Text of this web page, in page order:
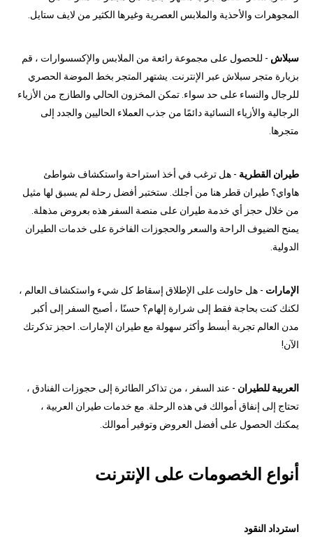
المجوهرات والأحذية والملابس العصرية وغيرها الكثير من لايف ستايل.
سبلاش - للحصول على مجموعة رائعة من الملابس والإكسسوارات ، قم
بزيارة متجر سبلاش عبر الإنترنت. يشتهر المتجر بخط الموضة الحصري
للرجال والنساء على حد سواء. تمكن المخزون الحالي والطازج من الأزياء
الرجالية والأزياء النسائية دائمًا من جذب العملاء الحاليين والجدد إلى
متجرها.
طيران القطرية - هل ترغب في أخذ استراحة واستكشاف شواطئ
هاواي؟ طيران قطر هنا من أجلك. ستختبر أفضل رحلة لم يسبق لها مثيل
من خلال حجز أي خدمة طيران على منصة السفر هذه بعروض مذهلة.
يمنح الضيوف الراحة والسعر والحجوزات الفاخرة على خدمات الطيران
الدولية.
الإمارات - هل حاولت على الإطلاق إسقاط كل شيء واستكشاف العالم ،
لكنك كنت بحاجة فقط إلى شرارة إلهام؟ حسنًا ، أصبح السفر إلى أكبر
مدن العالم تجربة أبسط وأكثر سهولة مع طيران الإمارات. احجز تذكرتك
الآن!
العربية للطيران - عند السفر ، من تذاكر الطائرة إلى حجوزات الفنادق ،
تحتاج إلى إنفاق أموالك في هذه الرحلة. مع خدمات طيران العربية ،
يمكنك الحصول على أفضل العروض وتوفير أموالك.
أنواع الخصومات على الإنترنت
استرداد النقود